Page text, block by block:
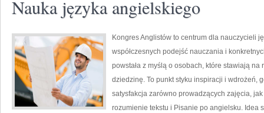
Nauka języka angielskiego
Kongres Anglistów to centrum dla nauczycieli
współczesnych podejść nauczania i
powstała z myślą o osobach, które stawiają
dziedzinę. To punkt styku inspiracji i wdrożeń,
satysfakcja zarówno prowadzących zajęcia,
rozumienie tekstu i Pisanie po angielsku. Idea